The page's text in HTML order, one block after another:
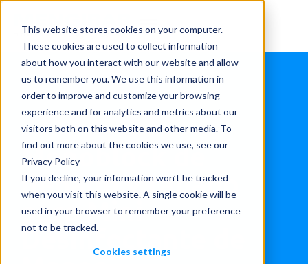
This website stores cookies on your computer.
These cookies are used to collect information
about how you interact with our website and allow
us to remember you. We use this information in
order to improve and customize your browsing
experience and for analytics and metrics about our
visitors both on this website and other media. To
find out more about the cookies we use, see our
Privacy Policy
If you decline, your information won’t be tracked
when you visit this website. A single cookie will be
used in your browser to remember your preference
not to be tracked.
Cookies settings
Monoblock de
llenado y tapado
para Mini
Desinfectante de